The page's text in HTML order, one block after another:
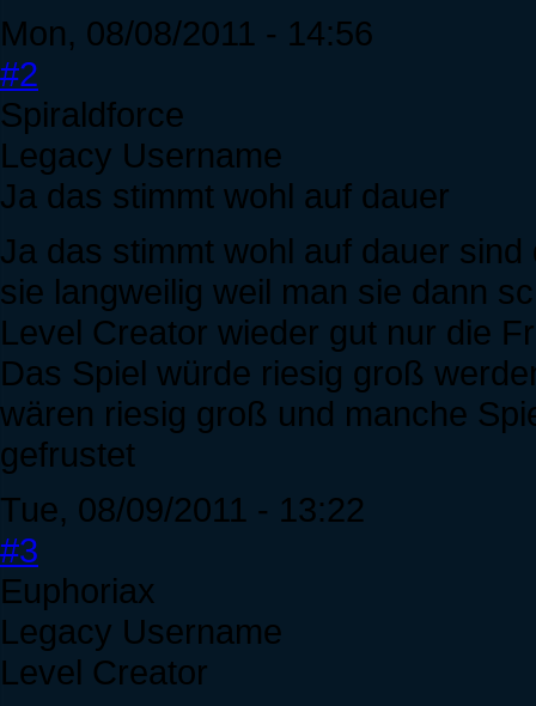
Mon, 08/08/2011 - 14:56
#2
Spiraldforce
Legacy Username
Ja das stimmt wohl auf dauer
Ja das stimmt wohl auf dauer
sie langweilig weil man sie dann
Level Creator wieder gut nur die
Das Spiel würde riesig groß
wären riesig groß und manche
gefrustet
Tue, 08/09/2011 - 13:22
#3
Euphoriax
Legacy Username
Level Creator